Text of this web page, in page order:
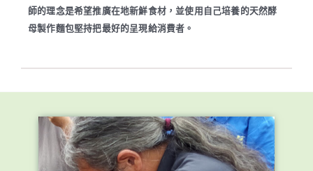
師的理念是希望推廣在地新鮮食材，並使用自己培養的天然酵
母製作麵包堅持把最好的呈現給消費者。